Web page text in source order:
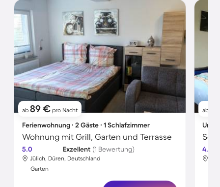
ab 89 € pro Nacht
Ferienwohnung ∙ 2 Gäste ∙ 1 Schlafzimmer
Wohnung mit Grill, Garten und Terrasse
5.0 Exzellent (1 Bewertung)
Jülich, Düren, Deutschland
Garten
ab
4.2